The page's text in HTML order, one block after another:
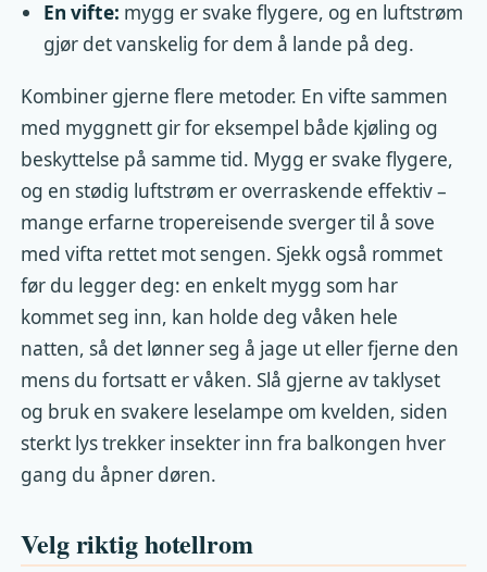
En vifte: mygg er svake flygere, og en luftstrøm
gjør det vanskelig for dem å lande på deg.
Kombiner gjerne flere metoder. En vifte sammen
med myggnett gir for eksempel både kjøling og
beskyttelse på samme tid. Mygg er svake flygere,
og en stødig luftstrøm er overraskende effektiv –
mange erfarne tropereisende sverger til å sove
med vifta rettet mot sengen. Sjekk også rommet
før du legger deg: en enkelt mygg som har
kommet seg inn, kan holde deg våken hele
natten, så det lønner seg å jage ut eller fjerne den
mens du fortsatt er våken. Slå gjerne av taklyset
og bruk en svakere leselampe om kvelden, siden
sterkt lys trekker insekter inn fra balkongen hver
gang du åpner døren.
Velg riktig hotellrom